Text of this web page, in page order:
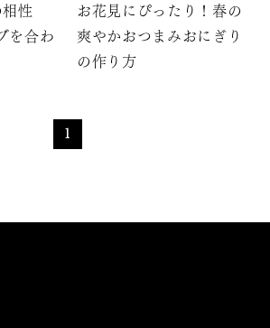
性
を合わ
お花見にぴったり！春の
爽やかおつまみおにぎり
の作り方
1